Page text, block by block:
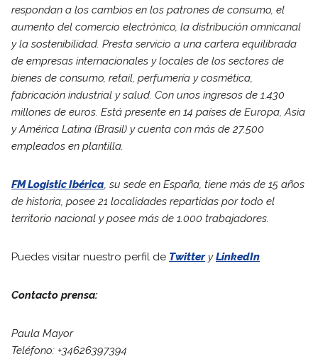
respondan a los cambios en los patrones de consumo, el
aumento del comercio electrónico, la distribución omnicanal
y la sostenibilidad. Presta servicio a una cartera equilibrada
de empresas internacionales y locales de los sectores de
bienes de consumo, retail, perfumería y cosmética,
fabricación industrial y salud. Con unos ingresos de 1.430
millones de euros. Está presente en 14 países de Europa, Asia
y América Latina (Brasil) y cuenta con más de 27.500
empleados en plantilla.
FM Logistic Ibérica, su sede en España, tiene más de 15 años
de historia, posee 21 localidades repartidas por todo el
territorio nacional y posee más de 1.000 trabajadores.
Puedes visitar nuestro perfil de TwitteryLinkedIn
Contacto prensa:
Paula Mayor
Teléfono: +34626397394